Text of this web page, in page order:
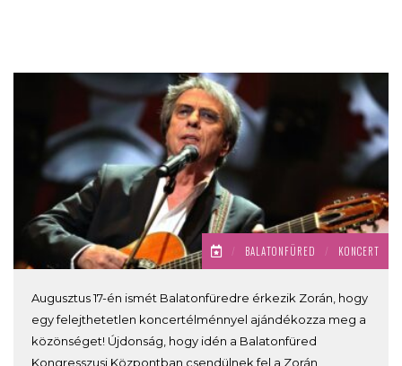
/ BALATONFÜRED / KONCERT
Augusztus 17-én ismét Balatonfüredre érkezik Zorán, hogy
egy felejthetetlen koncertélménnyel ajándékozza meg a
közönséget! Újdonság, hogy idén a Balatonfüred
Kongresszusi Központban csendülnek fel a Zorán